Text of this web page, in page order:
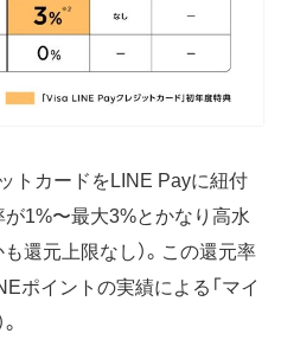
トカードをLINE Payに紐付
が1%〜最大3%とかなり高水
還元上限なし）。この還元率
ポイントの実績による「マイ